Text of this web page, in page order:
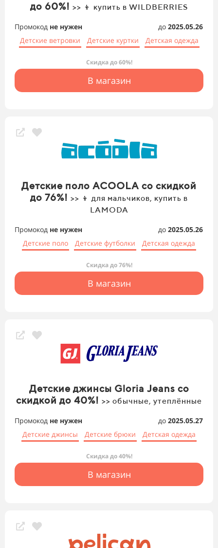
до 60%! >> 👦 купить в WILDBERRIES
Промокод не нужен до 2025.05.26
Детские ветровки
Детские куртки Детская одежда
Скидка до 60%!
В магазин
Детские поло ACOOLA со скидкой
до 76%! >> 👦 для мальчиков, купить в
LAMODA
Промокод не нужен до 2025.05.26
Детские поло
Детские футболки Детская одежда
Скидка до 76%!
В магазин
Детские джинсы Gloria Jeans со
скидкой до 40%! >> обычные, утеплённые
Промокод не нужен до 2025.05.27
Детские джинсы
Детские брюки Детская одежда
Скидка до 40%!
В магазин